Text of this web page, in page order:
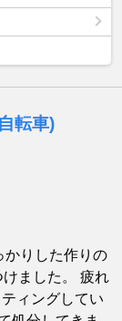
転車)
かりした作りの
ました。 疲れ
ィングしてい